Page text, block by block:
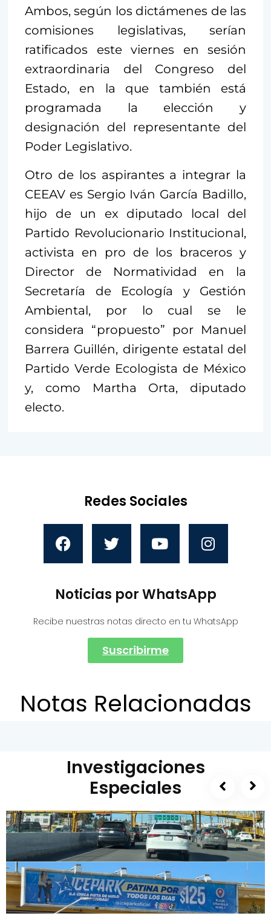
Ambos, según los dictámenes de las
comisiones legislativas, serían
ratificados este viernes en sesión
extraordinaria del Congreso del
Estado, en la que también está
programada la elección y
designación del representante del
Poder Legislativo.
Otro de los aspirantes a integrar la
CEEAV es Sergio Iván García Badillo,
hijo de un ex diputado local del
Partido Revolucionario Institucional,
activista en pro de los braceros y
Director de Normatividad en la
Secretaría de Ecología y Gestión
Ambiental, por lo cual se le
considera “propuesto” por Manuel
Barrera Guillén, dirigente estatal del
Partido Verde Ecologista de México
y, como Martha Orta, diputado
electo.
Redes Sociales
Noticias por WhatsApp
Recibe nuestras notas directo en tu WhatsApp
Suscribirme
Notas Relacionadas
Investigaciones
Especiales